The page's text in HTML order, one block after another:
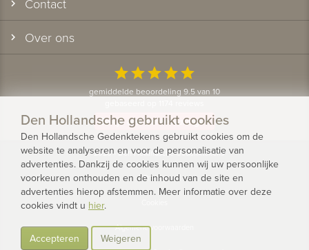
Contact
Over ons
starstarstarstarstar
gemiddelde beoordeling 9.5 van 10
Bekijk alle klantervaringen
© 2026 - Den Hollandsche Gedenktekens
Privacy
Algemene voorwaarden
Den Hollandsche gebruikt cookies
Den Hollandsche Gedenktekens gebruikt cookies om de
website te analyseren en voor de personalisatie van
advertenties. Dankzij de cookies kunnen wij uw persoonlijke
voorkeuren onthouden en de inhoud van de site en
advertenties hierop afstemmen. Meer informatie over deze
cookies vindt u hier.
Accepteren Weigeren